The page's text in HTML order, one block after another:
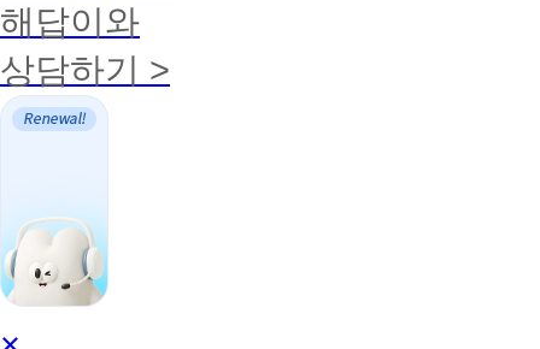
해답이와
상담하기 >
AI